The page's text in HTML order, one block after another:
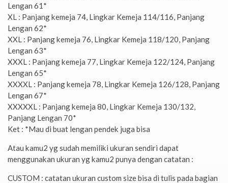
Lengan 61*
XL : Panjang kemeja 74, Lingkar Kemeja 114/116, Panjang
Lengan 62*
XXL : Panjang kemeja 76, Lingkar Kemeja 118/120, Panjang
Lengan 63*
XXXL : Panjang kemeja 77, Lingkar Kemeja 122/124, Panjang
Lengan 65*
XXXXL : Panjang kemeja 78, Lingkar Kemeja 126/128, Panjang
Lengan 67*
XXXXXL : Panjang kemeja 80, Lingkar Kemeja 130/132,
Panjang Lengan 70*
Ket : *Mau di buat lengan pendek juga bisa
Atau kamu2 yg sudah memiliki ukuran sendiri dapat
menggunakan ukuran yg kamu2 punya dengan catatan :
CUSTOM : catatan ukuran custom size bisa di tulis pada bagian